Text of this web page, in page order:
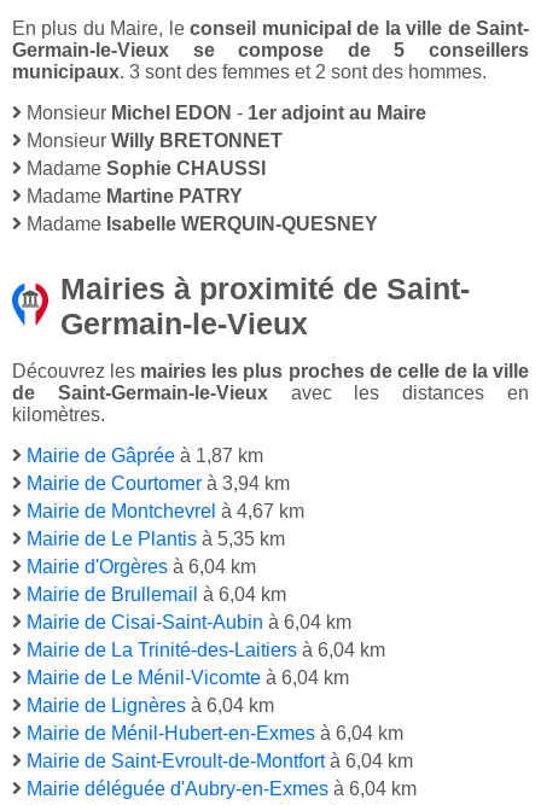
En plus du Maire, leconseil municipal de la ville de Saint-
Germain-le-Vieux se compose de 5 conseillers
municipaux. 3 sont des femmes et 2 sont des hommes.
Monsieur Michel EDON - 1er adjoint au Maire
Monsieur Willy BRETONNET
Madame Sophie CHAUSSI
Madame Martine PATRY
Madame Isabelle WERQUIN-QUESNEY
Mairies à proximité de Saint-
Germain-le-Vieux
Découvrez les mairies les plus proches de celle de la ville
de Saint-Germain-le-Vieuxavec les distances en
kilomètres.
Mairie de Gâprée à 1,87 km
Mairie de Courtomer à 3,94 km
Mairie de Montchevrel à 4,67 km
Mairie de Le Plantis à 5,35 km
Mairie d'Orgères à 6,04 km
Mairie de Brullemail à 6,04 km
Mairie de Cisai-Saint-Aubin à 6,04 km
Mairie de La Trinité-des-Laitiers à 6,04 km
Mairie de Le Ménil-Vicomte à 6,04 km
Mairie de Lignères à 6,04 km
Mairie de Ménil-Hubert-en-Exmes à 6,04 km
Mairie de Saint-Evroult-de-Montfortà 6,04 km
Mairie déléguée d'Aubry-en-Exmes à 6,04 km